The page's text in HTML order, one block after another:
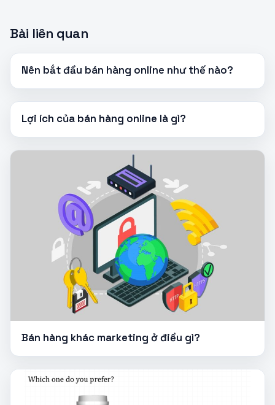
Bài liên quan
Nên bắt đầu bán hàng online như thế nào?
Lợi ích của bán hàng online là gì?
Bán hàng khác marketing ở điều gì?